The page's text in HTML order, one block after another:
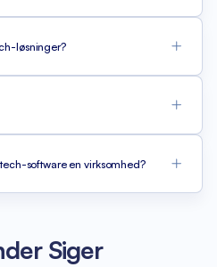
løsninger?
software en virksomhed?
Siger